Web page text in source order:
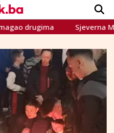
2023.Sjeverna